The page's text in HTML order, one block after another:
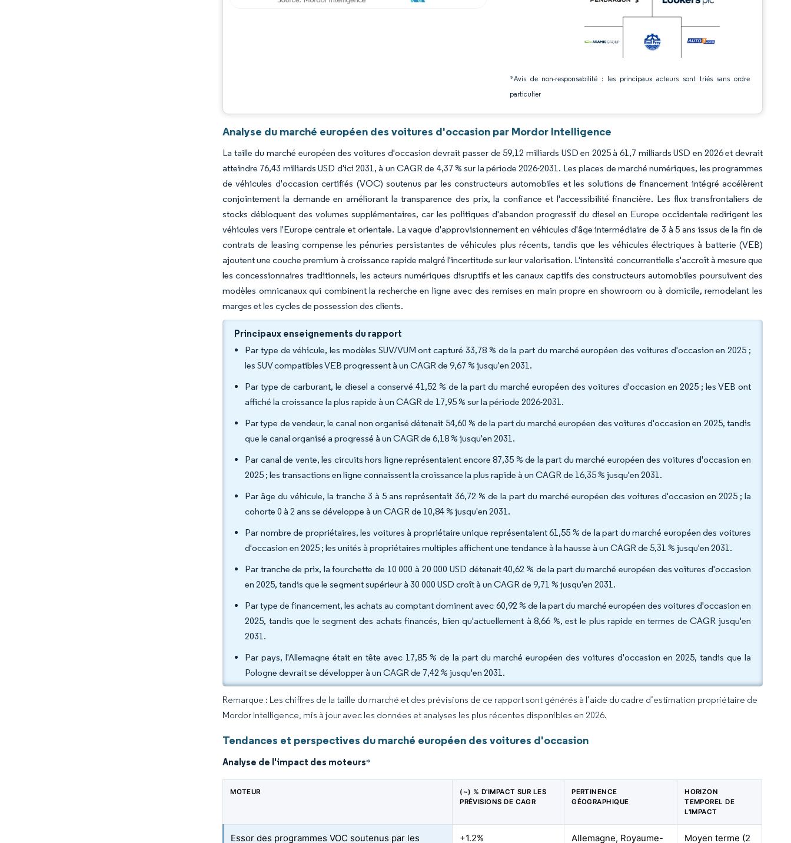
*Avis de non-responsabilité : les principaux acteurs sont triés sans ordre
particulier
Analyse du marché européen des voitures d'occasion par Mordor Intelligence
La taille du marché européen des voitures d'occasion devrait passer de 59,12 milliards USD en 2025 à 61,7 milliards USD en 2026 et devrait
atteindre 76,43 milliards USD d'ici 2031, à un CAGR de 4,37 % sur la période 2026-2031. Les places de marché numériques, les programmes
de véhicules d'occasion certifiés (VOC) soutenus par les constructeurs automobiles et les solutions de financement intégré accélèrent
conjointement la demande en améliorant la transparence des prix, la confiance et l'accessibilité financière. Les flux transfrontaliers de
stocks débloquent des volumes supplémentaires, car les politiques d'abandon progressif du diesel en Europe occidentale redirigent les
véhicules vers l'Europe centrale et orientale. La vague d'approvisionnement en véhicules d'âge intermédiaire de 3 à 5 ans issus de la fin de
contrats de leasing compense les pénuries persistantes de véhicules plus récents, tandis que les véhicules électriques à batterie (VEB)
ajoutent une couche premium à croissance rapide malgré l'incertitude sur leur valorisation. L'intensité concurrentielle s'accroît à mesure que
les concessionnaires traditionnels, les acteurs numériques disruptifs et les canaux captifs des constructeurs automobiles poursuivent des
modèles omnicanaux qui combinent la recherche en ligne avec des remises en main propre en showroom ou à domicile, remodelant les
marges et les cycles de possession des clients.
Principaux enseignements du rapport
Par type de véhicule, les modèles SUV/VUM ont capturé 33,78 % de la part du marché européen des voitures d'occasion en 2025 ;
les SUV compatibles VEB progressent à un CAGR de 9,67 % jusqu'en 2031.
Par type de carburant, le diesel a conservé 41,52 % de la part du marché européen des voitures d'occasion en 2025 ; les VEB ont
affiché la croissance la plus rapide à un CAGR de 17,95 % sur la période 2026-2031.
Par type de vendeur, le canal non organisé détenait 54,60 % de la part du marché européen des voitures d'occasion en 2025, tandis
que le canal organisé a progressé à un CAGR de 6,18 % jusqu'en 2031.
Par canal de vente, les circuits hors ligne représentaient encore 87,35 % de la part du marché européen des voitures d'occasion en
2025 ; les transactions en ligne connaissent la croissance la plus rapide à un CAGR de 16,35 % jusqu'en 2031.
Par âge du véhicule, la tranche 3 à 5 ans représentait 36,72 % de la part du marché européen des voitures d'occasion en 2025 ; la
cohorte 0 à 2 ans se développe à un CAGR de 10,84 % jusqu'en 2031.
Par nombre de propriétaires, les voitures à propriétaire unique représentaient 61,55 % de la part du marché européen des voitures
d'occasion en 2025 ; les unités à propriétaires multiples affichent une tendance à la hausse à un CAGR de 5,31 % jusqu'en 2031.
Par tranche de prix, la fourchette de 10 000 à 20 000 USD détenait 40,62 % de la part du marché européen des voitures d'occasion
en 2025, tandis que le segment supérieur à 30 000 USD croît à un CAGR de 9,71 % jusqu'en 2031.
Par type de financement, les achats au comptant dominent avec 60,92 % de la part du marché européen des voitures d'occasion en
2025, tandis que le segment des achats financés, bien qu'actuellement à 8,66 %, est le plus rapide en termes de CAGR jusqu'en
2031.
Par pays, l'Allemagne était en tête avec 17,85 % de la part du marché européen des voitures d'occasion en 2025, tandis que la
Pologne devrait se développer à un CAGR de 7,42 % jusqu'en 2031.
Remarque : Les chiffres de la taille du marché et des prévisions de ce rapport sont générés à l’aide du cadre d’estimation propriétaire de
Mordor Intelligence, mis à jour avec les données et analyses les plus récentes disponibles en 2026.
Tendances et perspectives du marché européen des voitures d'occasion
Analyse de l'impact des moteurs*
MOTEUR
(~) % D'IMPACT SUR LES
PRÉVISIONS DE CAGR
PERTINENCE
GÉOGRAPHIQUE
HORIZON
TEMPOREL DE
L'IMPACT
Essor des programmes VOC soutenus par les
+1.2%
Allemagne, Royaume-
Moyen terme (2